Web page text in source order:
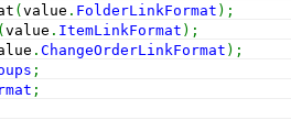
(value . FolderLinkFormat ) ;
(value . ItemLinkFormat ) ;
.ChangeOrderLinkFormat ) ;
;
;